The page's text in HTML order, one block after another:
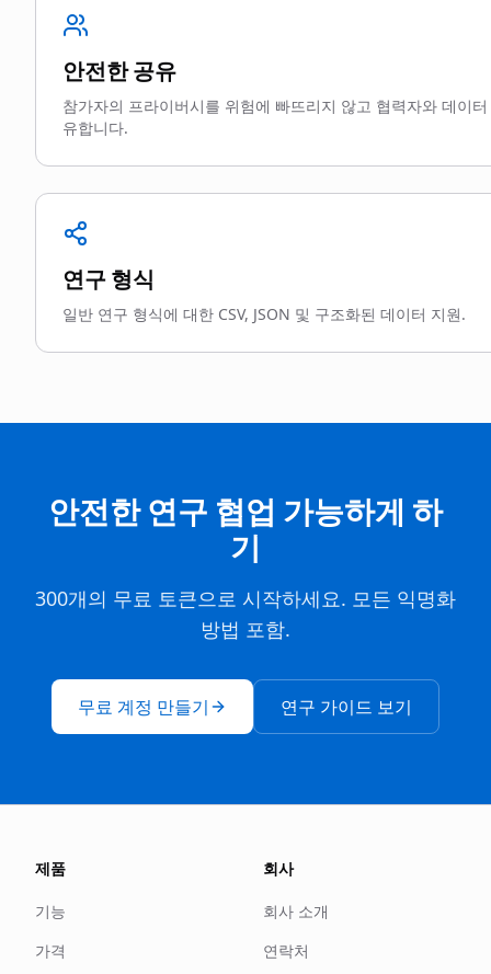
안전한 공유
참가자의 프라이버시를 위험에 빠뜨리지 않고 협력자와 데이
유합니다.
연구 형식
일반 연구 형식에 대한 CSV, JSON 및 구조화된 데이터 지원.
안전한 연구 협업 가능하게 하
기
300개의 무료 토큰으로 시작하세요. 모든 익명화
방법 포함.
무료 계정 만들기 연구 가이드 보기
제품
기능
가격
회사
회사 소개
연락처